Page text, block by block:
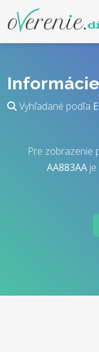
Vyhľadané podľa
Pre zobrazenie
AA883AA